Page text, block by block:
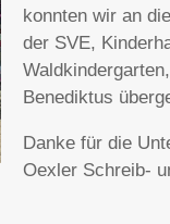
konnten wir an
der SVE,
Benediktus
Danke für die
Oexler Schreib-